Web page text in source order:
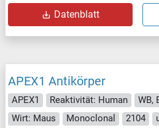
Datenblatt
APEX1 Antikörper
APEX1 Reaktivität: Human
WB,
Wirt: Maus
Monoclonal 2104